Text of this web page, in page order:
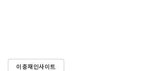
이충재인사이트